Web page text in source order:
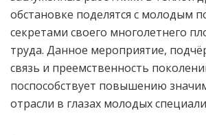
обстановке поделятся с молодым
секретами своего многолетнего
труда. Данное мероприятие,
связь и преемственность
поспособствует повышению
отрасли в глазах молодых